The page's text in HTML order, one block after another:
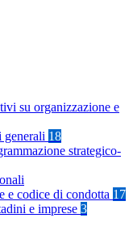
su organizzazione e
18
strategico-
e codice di condotta 17
e imprese 3